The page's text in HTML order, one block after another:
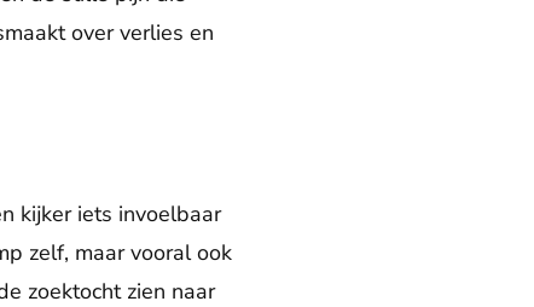
over verlies en
kijker iets invoelbaar
zelf, maar vooral ook
zoektocht zien naar